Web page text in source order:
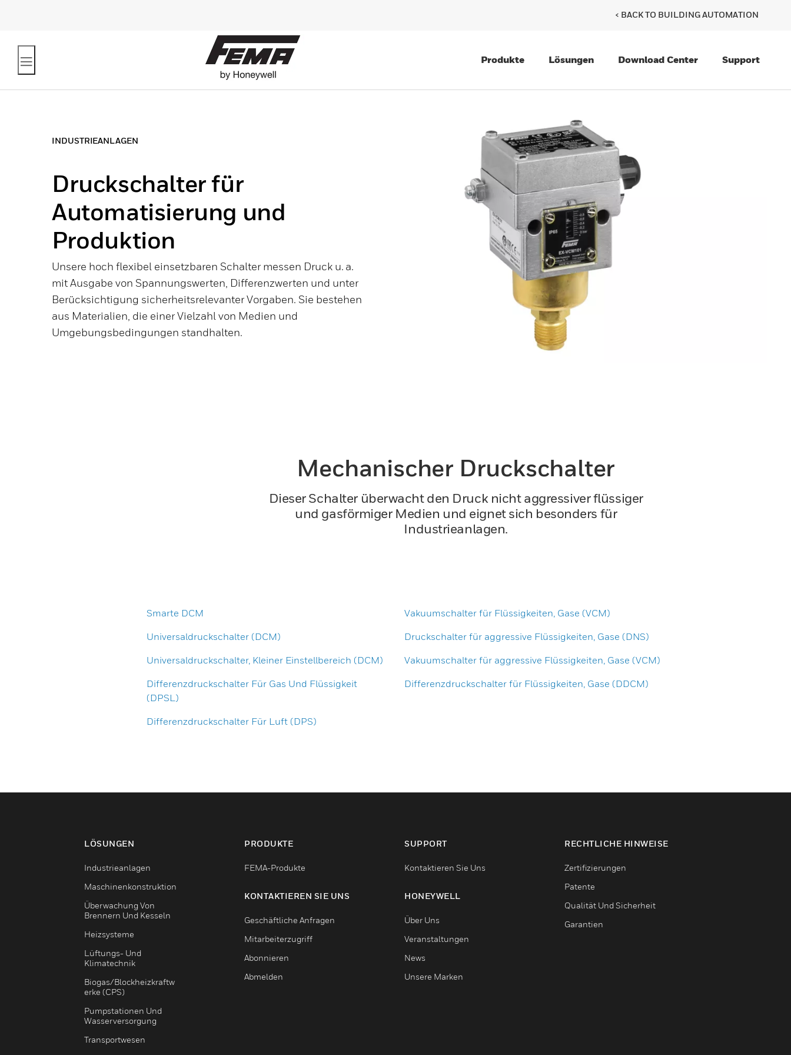
< BACK TO BUILDING AUTOMATION
Produkte Lösungen Download Center Support
INDUSTRIEANLAGEN
Druckschalter für
Automatisierung und
Produktion
Unsere hoch flexibel einsetzbaren Schalter messen Druck u. a.
mit Ausgabe von Spannungswerten, Differenzwerten und unter
Berücksichtigung sicherheitsrelevanter Vorgaben. Sie bestehen
aus Materialien, die einer Vielzahl von Medien und
Umgebungsbedingungen standhalten.
Mechanischer Druckschalter
Dieser Schalter überwacht den Druck nicht aggressiver flüssiger
und gasförmiger Medien und eignet sich besonders für
Industrieanlagen.
Smarte DCM
Universaldruckschalter (DCM)
Universaldruckschalter, Kleiner Einstellbereich (DCM)
Differenzdruckschalter Für Gas Und Flüssigkeit
(DPSL)
Differenzdruckschalter Für Luft (DPS)
Vakuumschalter für Flüssigkeiten, Gase (VCM)
Druckschalter für aggressive Flüssigkeiten, Gase (DNS)
Vakuumschalter für aggressive Flüssigkeiten, Gase (VCM)
Differenzdruckschalter für Flüssigkeiten, Gase (DDCM)
LÖSUNGEN
Industrieanlagen
Maschinenkonstruktion
Überwachung Von
Brennern Und Kesseln
Heizsysteme
Lüftungs- Und
Klimatechnik
Biogas/Blockheizkraftw
Erke (CPS)
Pumpstationen Und
Wasserversorgung
Transportwesen
PRODUKTE
FEMA-Produkte
KONTAKTIEREN SIE UNS
Geschäftliche Anfragen
Mitarbeiterzugriff
Abonnieren
Abmelden
SUPPORT
Kontaktieren Sie Uns
HONEYWELL
Über Uns
Veranstaltungen
News
Unsere Marken
RECHTLICHE HINWEISE
Zertifizierungen
Patente
Qualität Und Sicherheit
Garantien